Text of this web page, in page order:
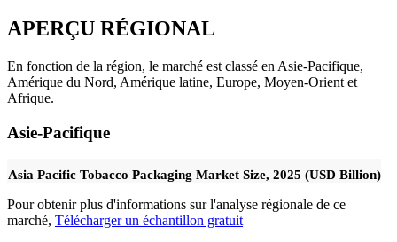
APERÇU RÉGIONAL
En fonction de la région, le marché est classé en Asie-Pacifique,
Amérique du Nord, Amérique latine, Europe, Moyen-Orient et
Afrique.
Asie-Pacifique
Asia Pacific Tobacco Packaging Market Size, 2025 (USD Billion)
Pour obtenir plus d'informations sur l'analyse régionale de ce
marché, Télécharger un échantillon gratuit